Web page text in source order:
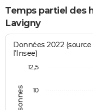
Temps partiel des
Lavigny
Données 2022
l'Insee)
10
12,5